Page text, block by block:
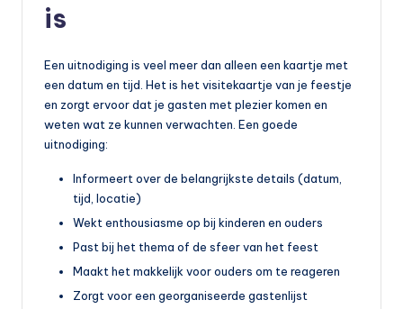
is
Een uitnodiging is veel meer dan alleen een kaartje met
een datum en tijd. Het is het visitekaartje van je feestje
en zorgt ervoor dat je gasten met plezier komen en
weten wat ze kunnen verwachten. Een goede
uitnodiging:
Informeert over de belangrijkste details (datum,
tijd, locatie)
Wekt enthousiasme op bij kinderen en ouders
Past bij het thema of de sfeer van het feest
Maakt het makkelijk voor ouders om te reageren
Zorgt voor een georganiseerde gastenlijst